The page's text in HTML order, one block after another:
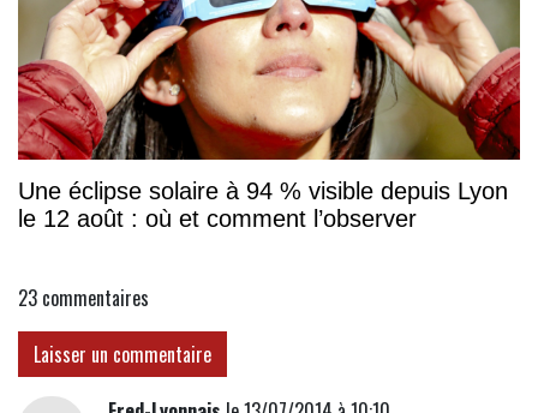
Une éclipse solaire à 94 % visible depuis Lyon
le 12 août : où et comment l’observer
23 commentaires
Laisser un commentaire